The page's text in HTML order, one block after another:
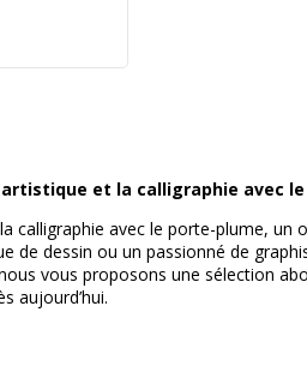
artistique et la calligraphie avec
la calligraphie avec le porte-plume,
de dessin ou un passionné de
vous proposons une sélection
aujourd’hui.